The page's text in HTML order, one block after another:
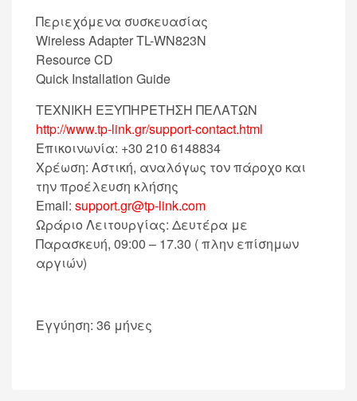
Περιεχόμενα συσκευασίας
Wireless Adapter TL-WN823N
Resource CD
Quick Installation Guide
ΤΕΧΝΙΚΗ ΕΞΥΠΗΡΕΤΗΣΗ ΠΕΛΑΤΩΝ
http://www.tp-link.gr/support-contact.html
Επικοινωνία: +30 210 6148834
Χρέωση: Αστική, αναλόγως τον πάροχο και
την προέλευση κλήσης
Email: support.gr@tp-link.com
Ωράριο Λειτουργίας: Δευτέρα με
Παρασκευή, 09:00 – 17.30 ( πλην επίσημων
αργιών)
Εγγύηση: 36 μήνες